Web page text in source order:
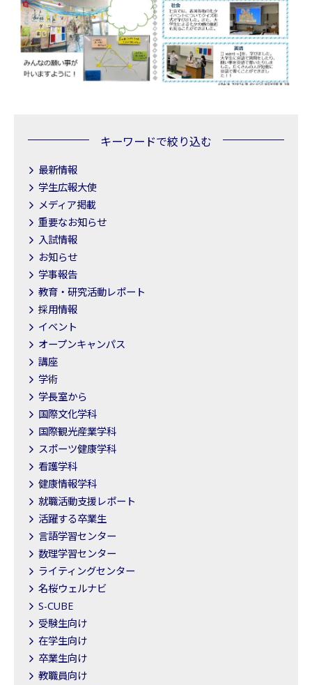
キーワードで絞り込む
最新情報
学生広報大使
メディア掲載
重要なお知らせ
入試情報
お知らせ
学事報告
教育・研究活動レポート
採用情報
イベント
オープンキャンパス
講座
学術
学長室から
国際文化学科
国際観光産業学科
スポーツ健康学科
看護学科
健康情報学科
就職活動支援レポート
活躍する卒業生
言語学習センター
数理学習センター
ライティングセンター
名桜ウェルナビ
S-CUBE
受験生向け
在学生向け
卒業生向け
教職員向け